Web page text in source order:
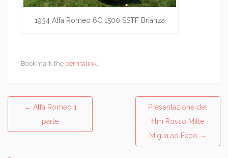
1934 Alfa Romeo 6C 1500 SSTF Brianza
Bookmark the permalink.
Post navigation
← Alfa Romeo 1
parte
Presentazione del
film Rosso Mille
Miglia ad Expo →